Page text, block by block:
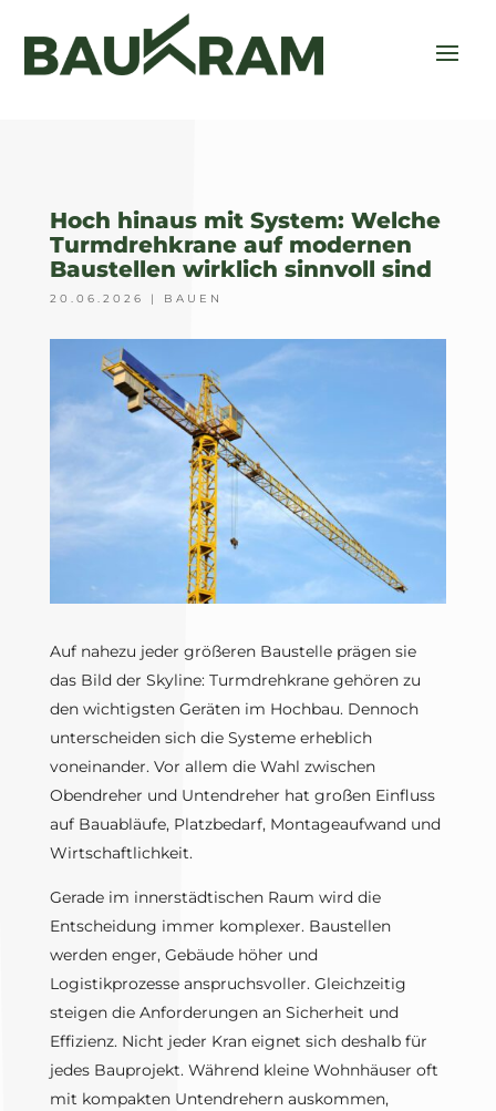
Hoch hinaus mit System: Welche
Turmdrehkrane auf modernen
Baustellen wirklich sinnvoll sind
20.06.2026 | BAUEN
Auf nahezu jeder größeren Baustelle prägen sie
das Bild der Skyline: Turmdrehkrane gehören zu
den wichtigsten Geräten im Hochbau. Dennoch
unterscheiden sich die Systeme erheblich
voneinander. Vor allem die Wahl zwischen
Obendreher und Untendreher hat großen Einfluss
auf Bauabläufe, Platzbedarf, Montageaufwand und
Wirtschaftlichkeit.
Gerade im innerstädtischen Raum wird die
Entscheidung immer komplexer. Baustellen
werden enger, Gebäude höher und
Logistikprozesse anspruchsvoller. Gleichzeitig
steigen die Anforderungen an Sicherheit und
Effizienz. Nicht jeder Kran eignet sich deshalb für
jedes Bauprojekt. Während kleine Wohnhäuser oft
mit kompakten Untendrehern auskommen,